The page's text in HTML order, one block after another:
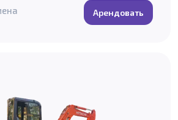
Арендовать